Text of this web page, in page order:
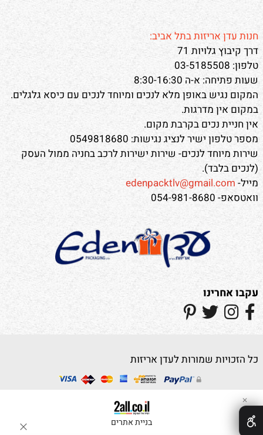
חנות עדן אריזות בתל אביב:
דרך קיבוץ גלויות 71
טלפון: 03-5185508
שעות פתיחה: א-ה 8:30-16:30
המקום נגיש באופן מלא לנכים ומיוחד לנכים עם כיסא גלגלים.
במקום אין מדרגות.
אין חניית נכים בקרבת מקום.
מספר טלפון ישיר לנציג נגישות: 0549818680
שירות מיוחד לנכים- שירות ישירות לרכב בחניה ממול העסק
(לנכים בלבד).
מייל- edenpacktlv@gmail.com
וואטסאפ- 054-981-8680
עקבו אחרינו
כל הזכויות שמורות לעדן אריזות
בניית אתרים
✕